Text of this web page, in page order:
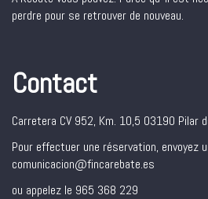
perdre pour se retrouver de nouveau.
Contact
Carretera CV 952, Km. 10,5 03190 Pilar
Pour effectuer une réservation, envoyez
comunicacion@fincarebate.es
ou appelez le 965 368 229